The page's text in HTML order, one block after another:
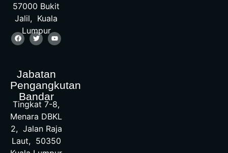
57000 Bukit
Jalil, Kuala
Lumpur
Jabatan
Pengangkutan
Bandar
Tingkat 7-8,
Menara DBKL
2, Jalan Raja
Laut, 50350